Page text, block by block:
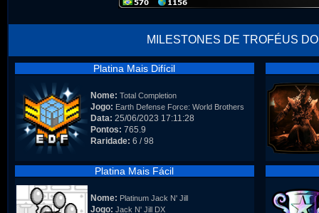
MILESTONES DE TROFÉUS
Platina Mais Difícil
Nome: Total Completion
Jogo: Earth Defense Force: World Brothers
Data: 25/06/2023 17:11:28
Pontos: 765.9
Raridade: 6 / 98
Platina Mais Fácil
Nome: Platinum Jack N' Jill
Jogo: Jack N' Jill DX